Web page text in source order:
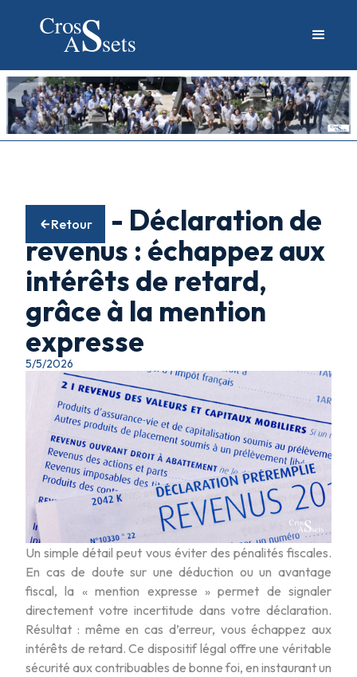
Retour
05/05 - Déclaration de
revenus : échappez aux
intérêts de retard,
grâce à la mention
expresse
5/5/2026
Un simple détail peut vous éviter des pénalités fiscales.
En cas de doute sur une déduction ou un avantage
fiscal, la « mention expresse » permet de signaler
directement votre incertitude dans votre déclaration.
Résultat : même en cas d’erreur, vous échappez aux
intérêts de retard. Ce dispositif légal offre une véritable
sécurité aux contribuables de bonne foi, en instaurant un